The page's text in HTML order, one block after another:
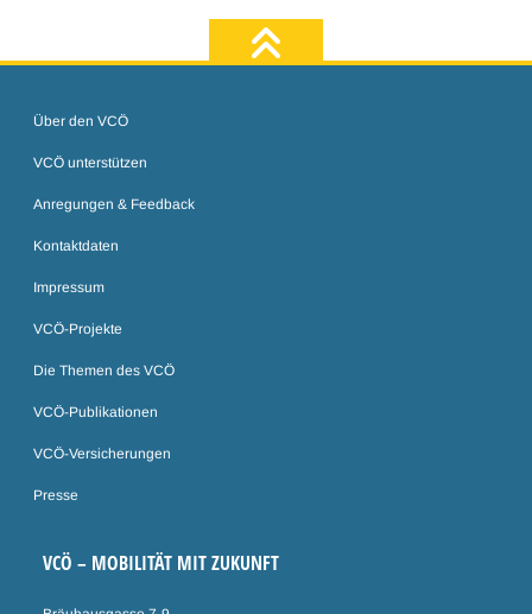
Über den VCÖ
VCÖ unterstützen
Anregungen & Feedback
Kontaktdaten
Impressum
VCÖ-Projekte
Die Themen des VCÖ
VCÖ-Publikationen
VCÖ-Versicherungen
Presse
VCÖ – MOBILITÄT MIT ZUKUNFT